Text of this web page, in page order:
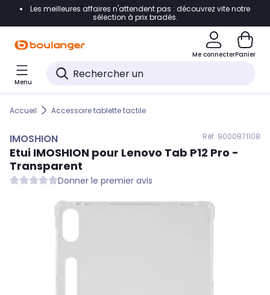
Accéder directement à la navigation
Accéder directement au pied de page
Accéder directement au chatbot
Les meilleures affaires n'attendent pas : découvrez vite notre
sélection à prix bradés.
Me connecterPanier
Menu
Accueil Accessoire tablette tactile
IMOSHION Réf. 9000871108
Etui IMOSHION pour Lenovo Tab P12 Pro -
Transparent
Donner le premier avis